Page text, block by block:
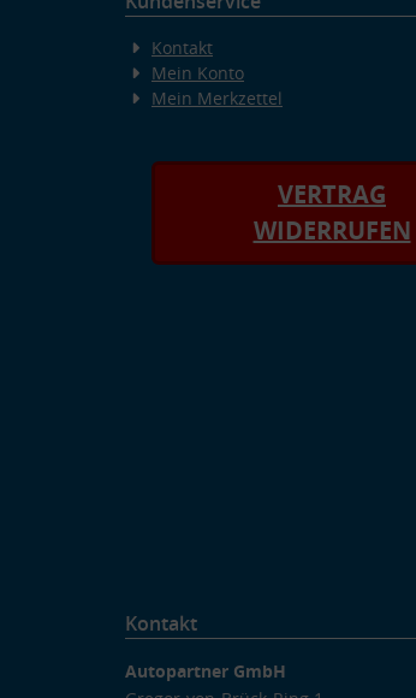
Kontakt
Mein Konto
Mein Merkzettel
VERTRAG
WIDERRUFEN
Kontakt
Autopartner GmbH